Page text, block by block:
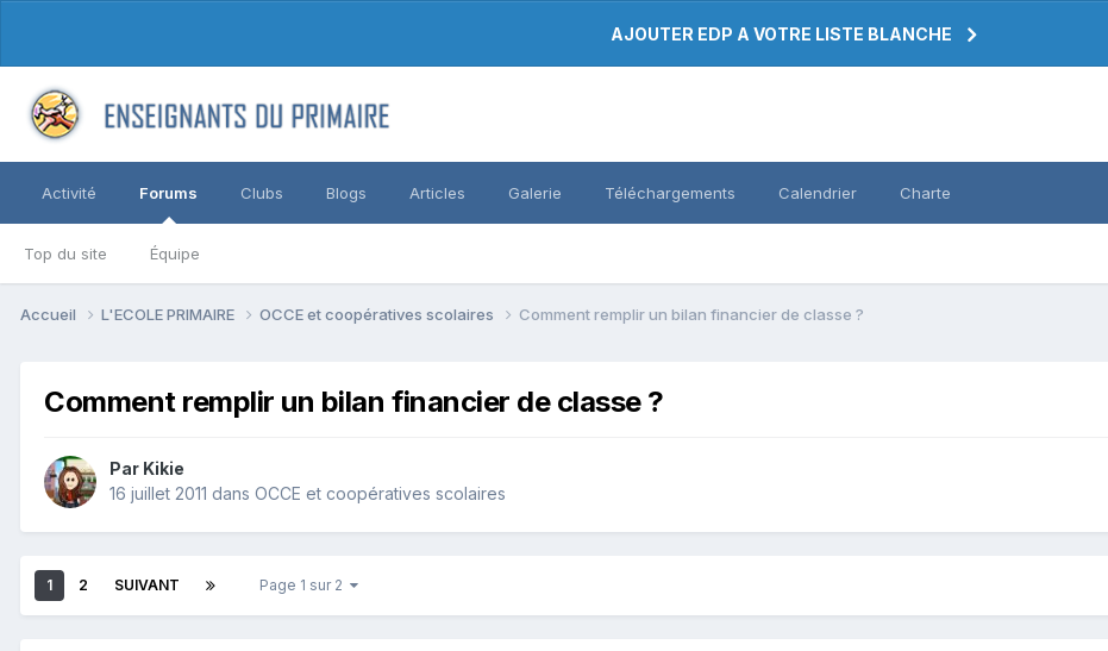
AJOUTER EDP A VOTRE LISTE BLANCHE
Activité Forums
Top du site Équipe
Clubs Blogs Articles Galerie Téléchargements Calendrier Charte
Accueil L'ECOLE PRIMAIRE OCCE et coopératives scolaires Comment remplir un bilan financier de classe ?
Comment remplir un bilan financier de classe ?
Par Kikie
16 juillet 2011 dans OCCE et coopératives scolaires
1 2 SUIVANT Page 1 sur 2